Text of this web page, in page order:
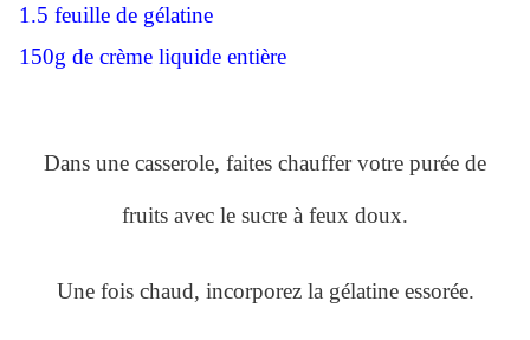
1.5 feuille de gélatine
150g de crème liquide entière
Dans une casserole, faites chauffer votre purée de
fruits avec le sucre à feux doux.
Une fois chaud, incorporez la gélatine essorée.